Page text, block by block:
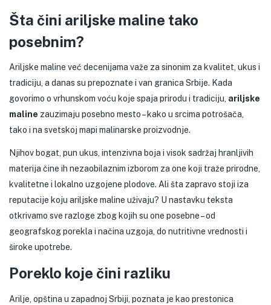
Šta čini ariljske maline tako
posebnim?
Ariljske maline već decenijama važe za sinonim za kvalitet, ukus i
tradiciju, a danas su prepoznate i van granica Srbije. Kada
govorimo o vrhunskom voću koje spaja prirodu i tradiciju, ariljske
maline zauzimaju posebno mesto – kako u srcima potrošača,
tako i na svetskoj mapi malinarske proizvodnje.
Njihov bogat, pun ukus, intenzivna boja i visok sadržaj hranljivih
materija čine ih nezaobilaznim izborom za one koji traže prirodne,
kvalitetne i lokalno uzgojene plodove. Ali šta zapravo stoji iza
reputacije koju ariljske maline uživaju? U nastavku teksta
otkrivamo sve razloge zbog kojih su one posebne – od
geografskog porekla i načina uzgoja, do nutritivne vrednosti i
široke upotrebe.
Poreklo koje čini razliku
Arilje, opština u zapadnoj Srbiji, poznata je kao prestonica